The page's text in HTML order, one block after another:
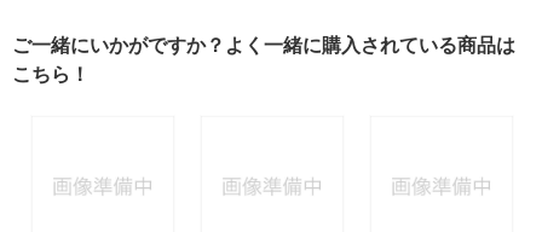
ご一緒にいかがですか？よく一緒に購入されている商品は
こちら！